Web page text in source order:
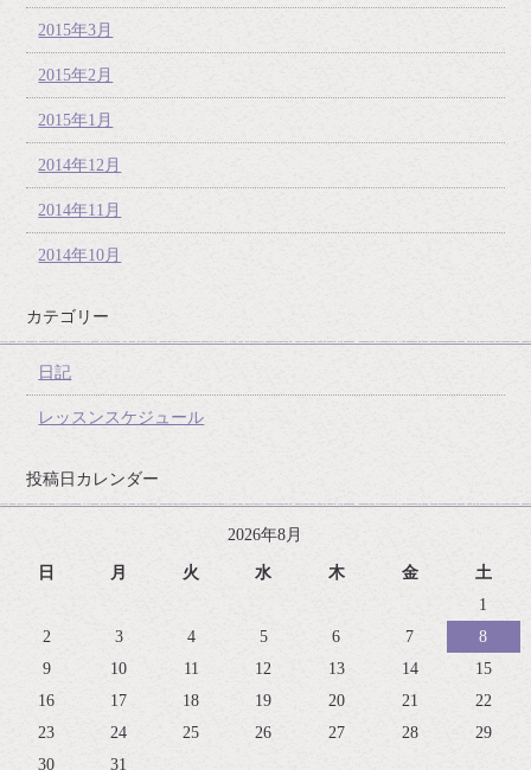
2015年3月
2015年2月
2015年1月
2014年12月
2014年11月
2014年10月
カテゴリー
日記
レッスンスケジュール
投稿日カレンダー
2026年8月
日 月 火 水 木 金
土
1
2
3 4 5 6 7
8
9
10 11 12 13 14
15
16
17 18 19 20 21
22
23
24 25 26 27 28
29
30
31